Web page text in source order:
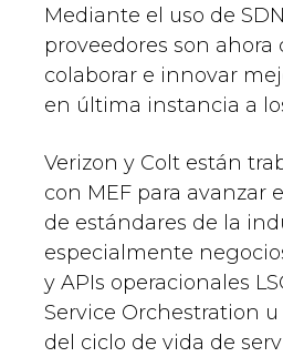
Mediante el uso de
proveedores son ahora
colaborar e innovar
en última instancia a
Verizon y Colt están
con MEF para avanzar
de estándares de la
especialmente
y APIs operacionales
Service Orchestration
del ciclo de vida de